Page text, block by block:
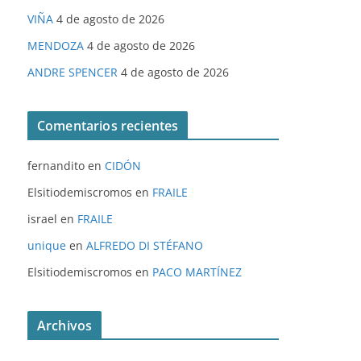
VIÑA 4 de agosto de 2026
MENDOZA 4 de agosto de 2026
ANDRE SPENCER 4 de agosto de 2026
Comentarios recientes
fernandito en CIDÓN
Elsitiodemiscromos en FRAILE
israel en FRAILE
unique en ALFREDO DI STÉFANO
Elsitiodemiscromos en PACO MARTÍNEZ
Archivos